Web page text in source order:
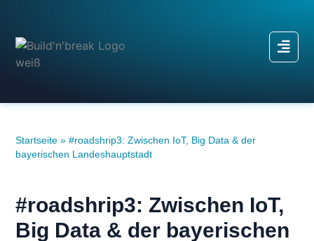
Startseite »#roadshrip3: Zwischen IoT, Big Data & der
bayerischen Landeshauptstadt
#roadshrip3: Zwischen IoT,
Big Data & der bayerischen